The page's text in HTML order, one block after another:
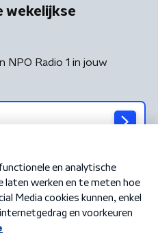
wekelijkse
NPO Radio 1 in jouw